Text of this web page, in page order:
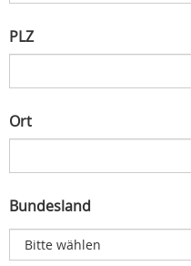
PLZ
Ort
Bundesland